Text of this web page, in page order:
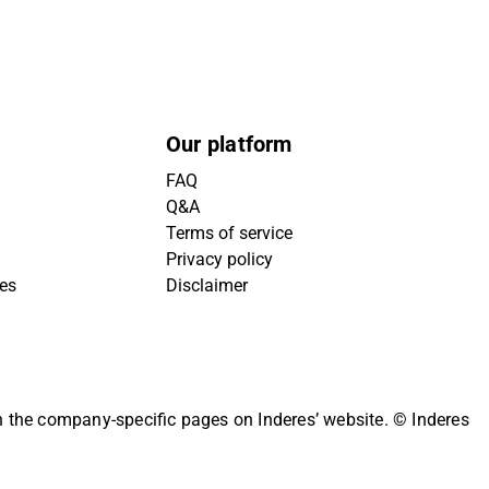
Our platform
FAQ
Q&A
Terms of service
Privacy policy
Disclaimer
company-specific pages on Inderes’ website. © Inderes